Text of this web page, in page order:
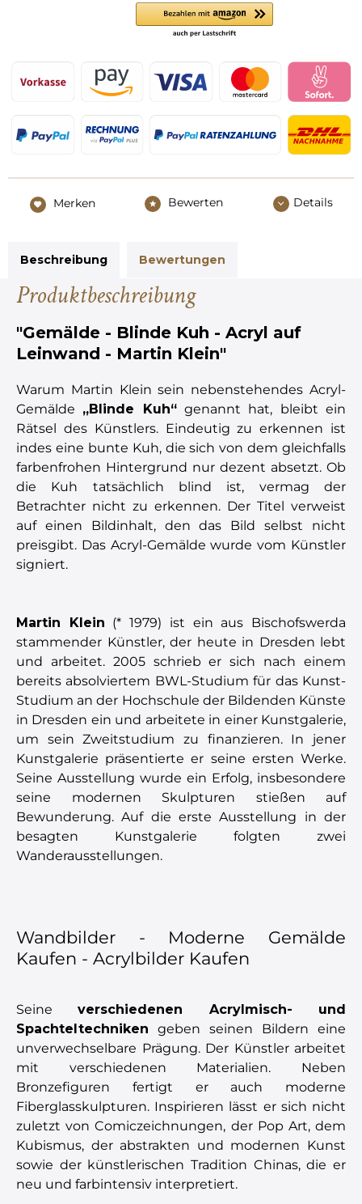
Merken Bewerten Details
Beschreibung Bewertungen
Produktbeschreibung
"Gemälde - Blinde Kuh - Acryl auf
Leinwand - Martin Klein"
Warum Martin Klein sein nebenstehendes Acryl-
Gemälde „Blinde Kuh“genannt hat, bleibt ein
Rätsel des Künstlers. Eindeutig zu erkennen ist
indes eine bunte Kuh, die sich von dem gleichfalls
farbenfrohen Hintergrund nur dezent absetzt. Ob
die Kuh tatsächlich blind ist, vermag der
Betrachter nicht zu erkennen. Der Titel verweist
auf einen Bildinhalt, den das Bild selbst nicht
preisgibt. Das Acryl-Gemälde wurde vom Künstler
signiert.
Martin Klein (* 1979) ist ein aus Bischofswerda
stammender Künstler, der heute in Dresden lebt
und arbeitet. 2005 schrieb er sich nach einem
bereits absolviertem BWL-Studium für das Kunst-
Studium an der Hochschule der Bildenden Künste
in Dresden ein und arbeitete in einer Kunstgalerie,
um sein Zweitstudium zu finanzieren. In jener
Kunstgalerie präsentierte er seine ersten Werke.
Seine Ausstellung wurde ein Erfolg, insbesondere
seine modernen Skulpturen stießen auf
Bewunderung. Auf die erste Ausstellung in der
besagten Kunstgalerie folgten zwei
Wanderausstellungen.
Wandbilder - Moderne Gemälde
Kaufen - Acrylbilder Kaufen
Seineverschiedenen Acrylmisch- und
Spachteltechniken geben seinen Bildern eine
unverwechselbare Prägung. Der Künstler arbeitet
mit verschiedenen Materialien. Neben
Bronzefiguren fertigt er auch moderne
Fiberglasskulpturen. Inspirieren lässt er sich nicht
zuletzt von Comiczeichnungen, der Pop Art, dem
Kubismus, der abstrakten und modernen Kunst
sowie der künstlerischen Tradition Chinas, die er
neu und farbintensiv interpretiert.